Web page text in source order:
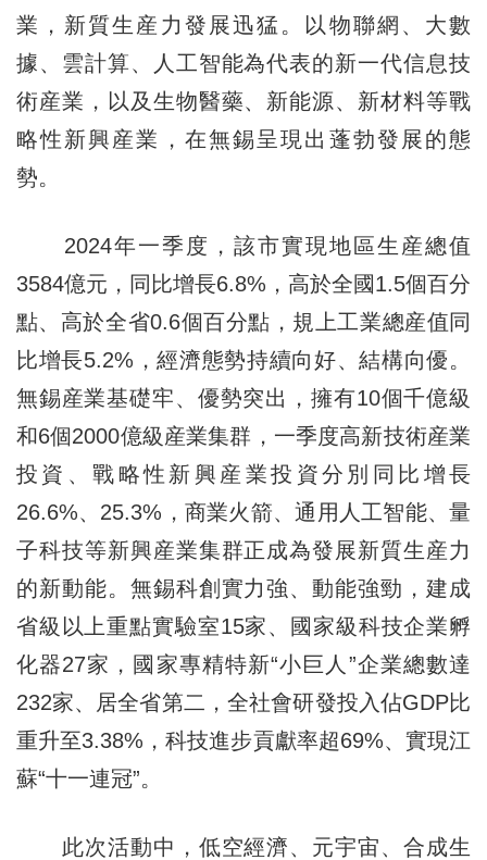
業，新質生産力發展迅猛。以物聯網、大數
據、雲計算、人工智能為代表的新一代信息技
術産業，以及生物醫藥、新能源、新材料等戰
略性新興産業，在無錫呈現出蓬勃發展的態
勢。
2024年一季度，該市實現地區生産總值
3584億元，同比增長6.8%，高於全國1.5個百分
點、高於全省0.6個百分點，規上工業總産值同
比增長5.2%，經濟態勢持續向好、結構向優。
無錫産業基礎牢、優勢突出，擁有10個千億級
和6個2000億級産業集群，一季度高新技術産業
投資、戰略性新興産業投資分別同比增長
26.6%、25.3%，商業火箭、通用人工智能、量
子科技等新興産業集群正成為發展新質生産力
的新動能。無錫科創實力強、動能強勁，建成
省級以上重點實驗室15家、國家級科技企業孵
化器27家，國家專精特新“小巨人”企業總數達
232家、居全省第二，全社會研發投入佔GDP比
重升至3.38%，科技進步貢獻率超69%、實現江
蘇“十一連冠”。
此次活動中，低空經濟、元宇宙、合成生